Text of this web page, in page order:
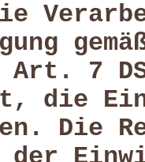
7 DS-
die
Die